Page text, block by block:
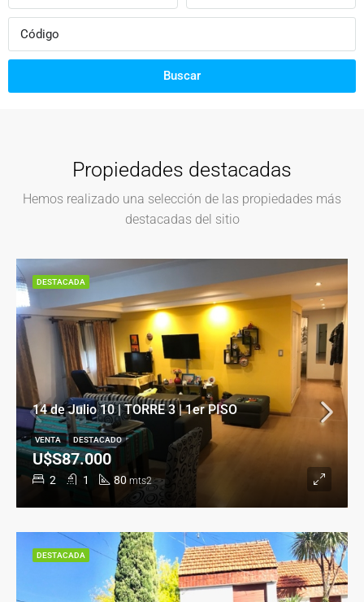
Buscar
Propiedades destacadas
Hemos realizado una selección de las propiedades más
destacadas del sitio
14 de Julio 10 | TORRE 3 | 1er PISO
2 1 80 mts2
U$S87.000
VENTA DESTACADO
DESTACADA
DESTACADA